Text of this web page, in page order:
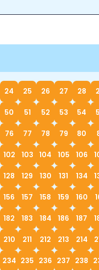
24 25 26 27 28
50 51 52 53 54
76 77 78 79 80
102 103 104 105 106
128 129 130 131 134
156 157 158 159 160
182 183 184 186 187
210 211 212 213 214
234 235 236 237 238